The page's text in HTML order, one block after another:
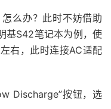
么办？此时不妨借助
基S42笔记本为例，使
右，此时连接AC适配
Discharge”按钮，选